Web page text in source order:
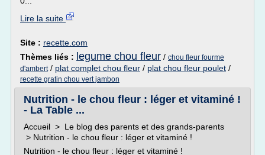
Lire la suite
Site : recette.com
Thèmes liés : legume chou fleur / chou fleur fourme
d'ambert/ plat complet chou fleur / plat chou fleur poulet /
recette gratin chou vert jambon
Nutrition - le chou fleur : léger et vitaminé !
- La Table ...
Accueil > Le blog des parents et des grands-parents
> Nutrition - le chou fleur : léger et vitaminé !
Nutrition - le chou fleur : léger et vitaminé !